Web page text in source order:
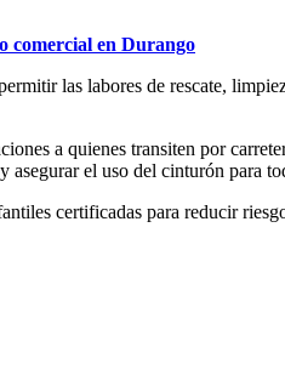
comercial en Durango
las labores de rescate,
a quienes transiten por
el uso del cinturón para
certificadas para reducir